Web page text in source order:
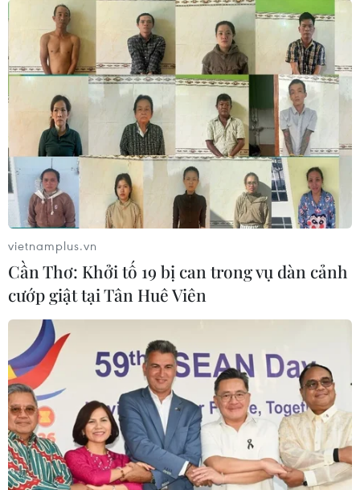
thoái cho dù các thị trường trái phiếu biến động mạnh
trong tuần qua và cuộc chiến thương mại với Trung
Quốc không gây thiệt hại cho kinh tế Mỹ.
Chuyên gia: Kinh tế Mỹ có thể rơi vào suy
thoái trong 2 năm tới
19/08/2019 08:12
38% chuyên gia cho rằng nền kinh tế đầu tàu thế giới
sẽ suy giảm trong năm tới, trong khi 34% nhận định đợt
suy thoái sẽ diễn ra vào năm 2021.
vietnamplus.vn
Cần Thơ: Khởi tố 19 bị can trong vụ dàn cảnh
cướp giật tại Tân Huê Viên